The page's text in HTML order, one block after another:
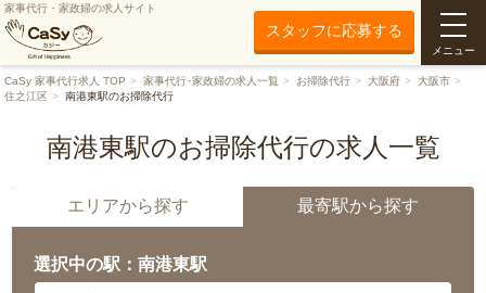
家事代行・家政婦の求人サイト
スタッフに応募する
メニュー
CaSy 家事代行求人 TOP 家事代行･家政婦の求人一覧 お掃除代行 大阪府
大阪市
住之江区
南港東駅のお掃除代行
南港東駅のお掃除代行の求人一覧
エリアから探す 最寄駅から探す
選択中の駅：南港東駅